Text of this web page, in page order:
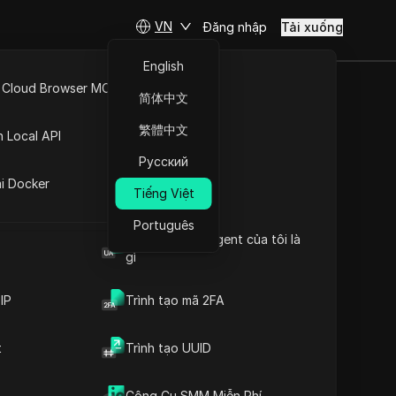
Browser User Agent của tôi là
gì
Trình tạo mã 2FA
Trình tạo UUID
Browser MCP
Local API
Docker
VN
English
简体中文
繁體中文
Русский
Tiếng Việt
Português
Đăng nhập Tải xuống
tối ưu cho trợ
của bạn!
tăng gấp 10 lần năng suất của bạn!
Giới thiệu nội dung